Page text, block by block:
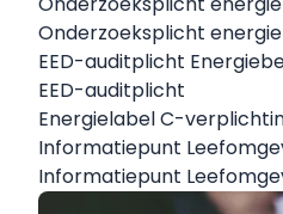
Onderzoeksplicht
EED-auditplicht
EED-auditplicht
Energielabel C-
Informatiepunt
Informatiepunt